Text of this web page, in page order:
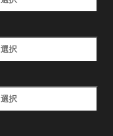
選択
選択